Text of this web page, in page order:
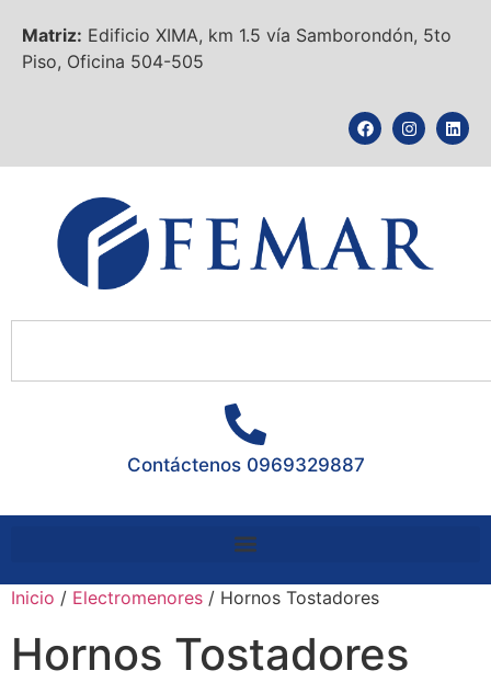
Matriz: Edificio XIMA, km 1.5 vía Samborondón, 5to
Piso, Oficina 504-505
Contáctenos 0969329887
Inicio / Electromenores / Hornos Tostadores
Hornos Tostadores